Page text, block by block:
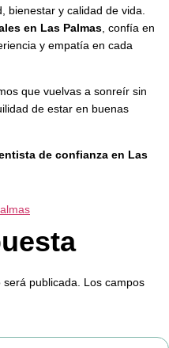
bienestar y calidad de vida.
en Las Palmas , confía en
y empatía en cada
que vuelvas a sonreír sin
de estar en buenas
de confianza en Las
publicada.
Los campos